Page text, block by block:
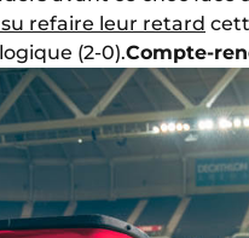
refaire leur retard
(2-0).Compte-